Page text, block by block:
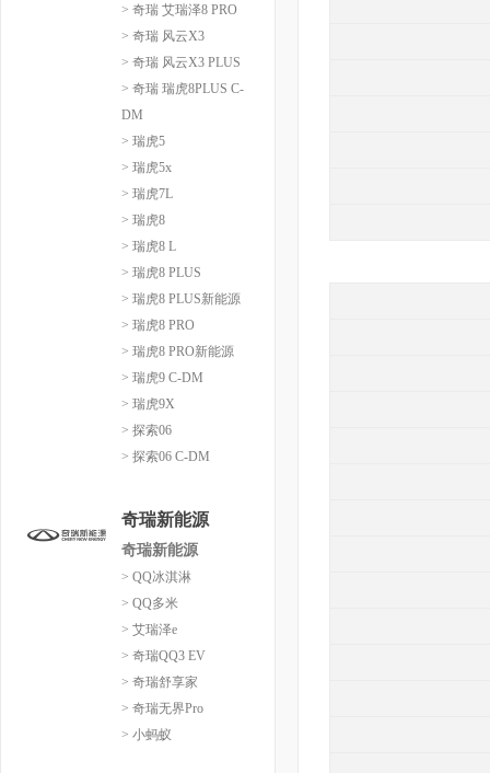
> 奇瑞 艾瑞泽8 PRO
> 奇瑞 风云X3
> 奇瑞 风云X3 PLUS
> 奇瑞 瑞虎8PLUS C-
DM
> 瑞虎5
> 瑞虎5x
> 瑞虎7L
> 瑞虎8
> 瑞虎8 L
> 瑞虎8 PLUS
> 瑞虎8 PLUS新能源
> 瑞虎8 PRO
> 瑞虎8 PRO新能源
> 瑞虎9 C-DM
> 瑞虎9X
> 探索06
> 探索06 C-DM
奇瑞新能源
奇瑞新能源
> QQ冰淇淋
> QQ多米
> 艾瑞泽e
> 奇瑞QQ3 EV
> 奇瑞舒享家
> 奇瑞无界Pro
> 小蚂蚁